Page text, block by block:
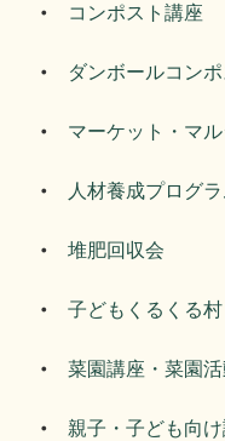
コンポスト講座
ダンボールコン
マーケット・マル
人材養成プログラ
堆肥回収会
子どもくるくる村
菜園講座・菜園
親子・子ども向